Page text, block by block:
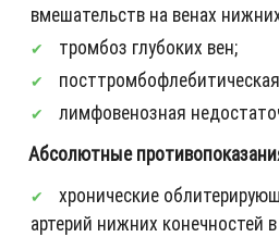
вмешательств на венах
тромбоз глубоких вен;
лимфовенозная
Абсолютные
хронические
артерий нижних конечностей в